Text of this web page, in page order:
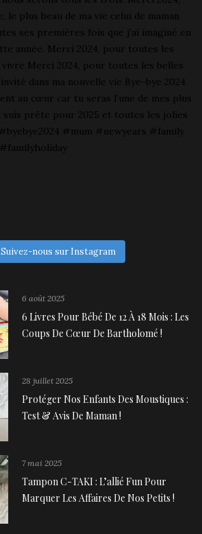
Suivez-nous sur Instagram
6 août 2025
6 Livres Pour Bébé De 12 À 18 Mois : Les
Coups De Cœur De Bartholomé !
28 juillet 2025
Protéger Nos Enfants Des Moustiques :
Test & Avis De Maman !
7 mai 2025
Tampon C-TAKI : L’allié Fun Pour
Marquer Les Affaires De Nos Petits !